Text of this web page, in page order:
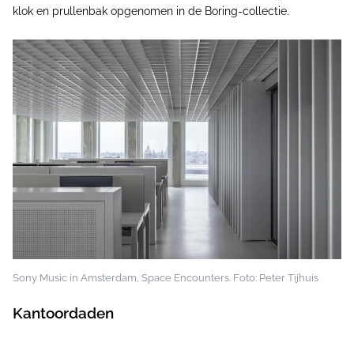
klok en prullenbak opgenomen in de Boring-collectie.
Sony Music in Amsterdam, Space Encounters. Foto: Peter Tijhuis
Kantoordaden